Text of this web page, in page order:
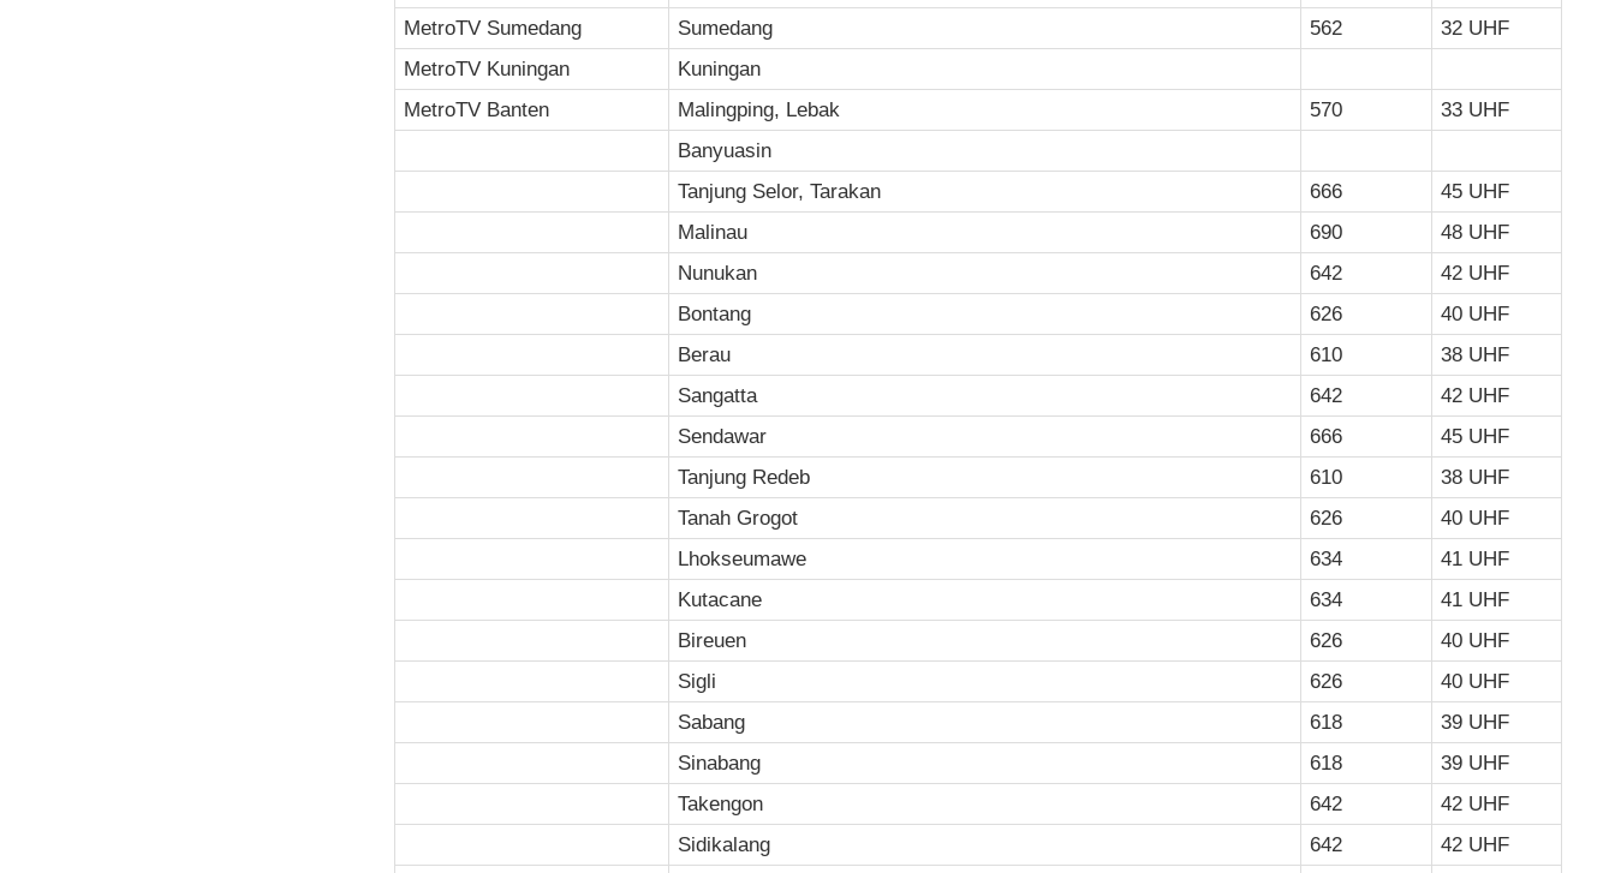
MetroTV Sumedang
Sumedang 562
32 UHF
MetroTV Kuningan
Kuningan
MetroTV Banten
Malingping, Lebak 570
33 UHF
Banyuasin
Tanjung Selor, Tarakan
666
45 UHF
Malinau
690
48 UHF
Nunukan
642
42 UHF
Bontang
626
40 UHF
Berau
610
38 UHF
Sangatta
642
42 UHF
Sendawar
666
45 UHF
Tanjung Redeb
610
38 UHF
Tanah Grogot
626
40 UHF
Lhokseumawe
634
41 UHF
Kutacane
634
41 UHF
Bireuen
626
40 UHF
Sigli
626
40 UHF
Sabang
618
39 UHF
Sinabang
618
39 UHF
Takengon
642
42 UHF
Sidikalang
642 42 UHF